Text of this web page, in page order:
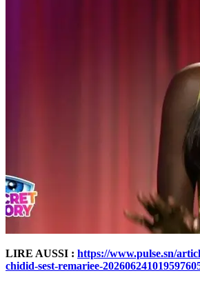
LIRE AUSSI : https://www.pulse.sn/
chidid-sest-remariee-